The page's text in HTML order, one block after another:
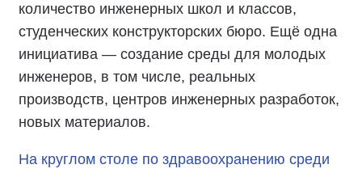
количество инженерных школ и классов,
студенческих конструкторских бюро. Ещё одна
инициатива — создание среды для молодых
инженеров, в том числе, реальных
производств, центров инженерных разработок,
новых материалов.
На круглом столе по здравоохранению среди